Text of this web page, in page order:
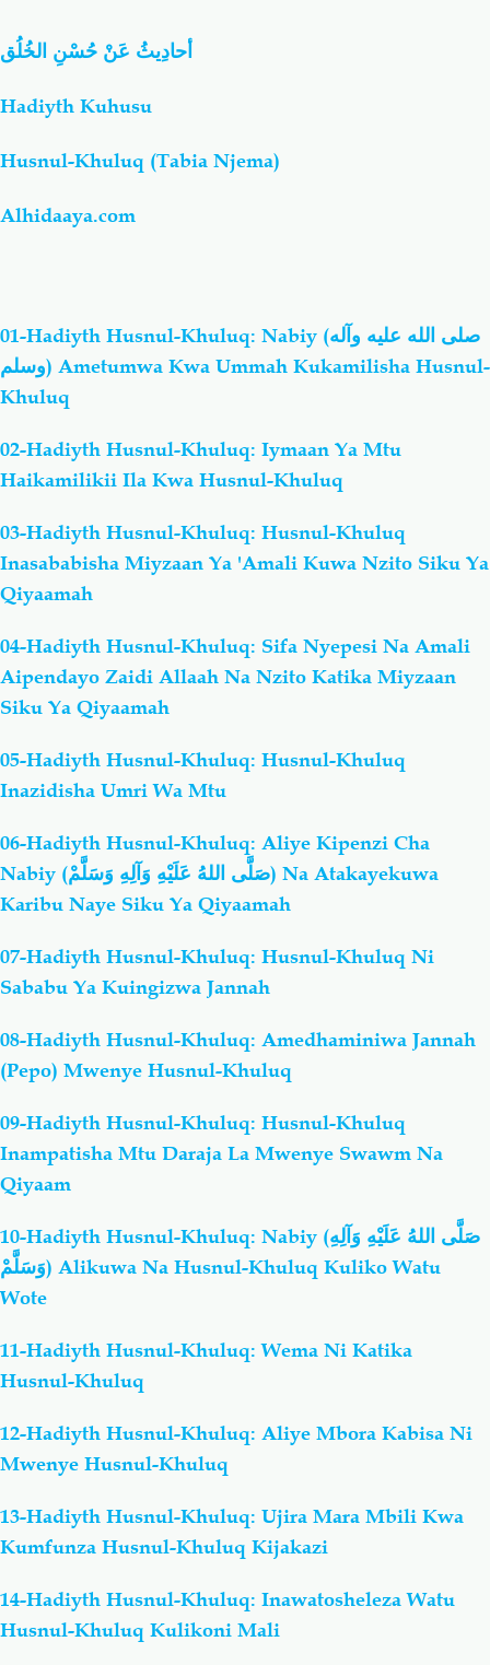
Salaf Wa Ummah
Fiqh-Ibaadah
Maswali-Majibu
Chemsha Bongo
Mapishi
أحادِيثُ عَنْ حُسْنِ الخُلُق
Hadiyth Kuhusu
Husnul-Khuluq (Tabia Njema)
Alhidaaya.com
01-Hadiyth Husnul-Khuluq: Nabiy (صلى الله عليه وآله
وسلم) Ametumwa Kwa Ummah Kukamilisha Husnul-
Khuluq
02-Hadiyth Husnul-Khuluq: Iymaan Ya Mtu
Haikamilikii Ila Kwa Husnul-Khuluq
03-Hadiyth Husnul-Khuluq: Husnul-Khuluq
Inasababisha Miyzaan Ya 'Amali Kuwa Nzito Siku Ya
Qiyaamah
04-Hadiyth Husnul-Khuluq: Sifa Nyepesi Na Amali
Aipendayo Zaidi Allaah Na Nzito Katika Miyzaan
Siku Ya Qiyaamah
05-Hadiyth Husnul-Khuluq: Husnul-Khuluq
Inazidisha Umri Wa Mtu
06-Hadiyth Husnul-Khuluq: Aliye Kipenzi Cha
Nabiy (صَلَّى اللهُ عَلَيْهِ وَآلِهِ وَسَلَّمْ) Na Atakayekuwa
Karibu Naye Siku Ya Qiyaamah
07-Hadiyth Husnul-Khuluq: Husnul-Khuluq Ni
Sababu Ya Kuingizwa Jannah
08-Hadiyth Husnul-Khuluq: Amedhaminiwa Jannah
(Pepo) Mwenye Husnul-Khuluq
09-Hadiyth Husnul-Khuluq: Husnul-Khuluq
Inampatisha Mtu Daraja La Mwenye Swawm Na
Qiyaam
10-Hadiyth Husnul-Khuluq: Nabiy (صَلَّى اللهُ عَلَيْهِ وَآلِهِ
وَسَلَّمْ) Alikuwa Na Husnul-Khuluq Kuliko Watu
Wote
11-Hadiyth Husnul-Khuluq: Wema Ni Katika
Husnul-Khuluq
12-Hadiyth Husnul-Khuluq: Aliye Mbora Kabisa Ni
Mwenye Husnul-Khuluq
13-Hadiyth Husnul-Khuluq: Ujira Mara Mbili Kwa
Kumfunza Husnul-Khuluq Kijakazi
14-Hadiyth Husnul-Khuluq: Inawatosheleza Watu
Husnul-Khuluq Kulikoni Mali